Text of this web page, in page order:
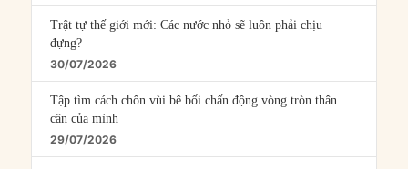
Trật tự thế giới mới: Các nước nhỏ sẽ luôn phải chịu
đựng?
30/07/2026
Tập tìm cách chôn vùi bê bối chấn động vòng tròn thân
cận của mình
29/07/2026